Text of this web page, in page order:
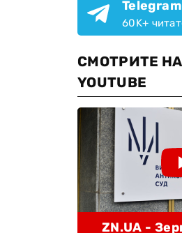
Telegram
60K+
СМОТРИТЕ
YOUTUBE
ZN.UA -